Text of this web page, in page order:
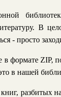
В
- просто
в формате ZIP,
в нашей
разбитых